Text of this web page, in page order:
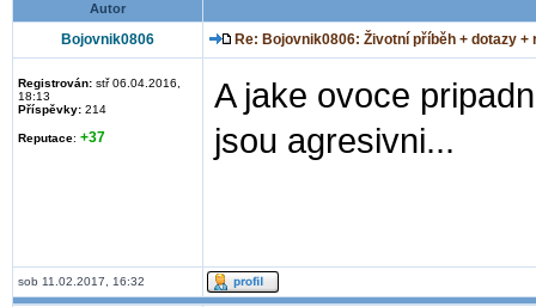
Autor
Bojovnik0806 Re: Bojovnik0806: Životní příběh + dotazy
Registrován: stř 06.04.2016,
18:13
Příspěvky: 214
Reputace: +37
A jake ovoce
jsou agresivni...
sob 11.02.2017, 16:32